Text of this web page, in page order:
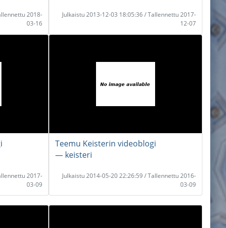
2018-
03-16
Julkaistu 2013-12-03 18:05:36 / Tallennettu 2017-
12-07
2017-
03-09
Teemu Keisterin videoblogi
― keisteri
Julkaistu 2014-05-20 22:26:59 / Tallennettu 2016-
03-09